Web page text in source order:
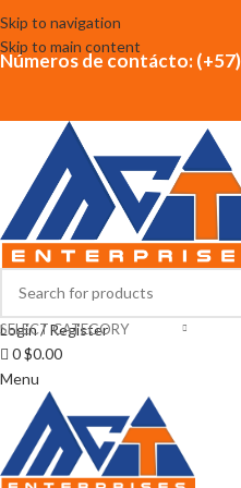
Skip to navigation
Skip to main content
Números de contácto:
SELECT CATEGORY
Login / Register
0$0.00
Menu